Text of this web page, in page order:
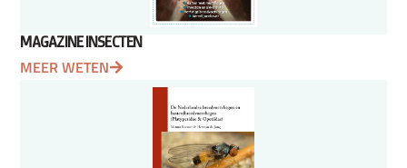
MAGAZINE INSECTEN
MEER WETEN